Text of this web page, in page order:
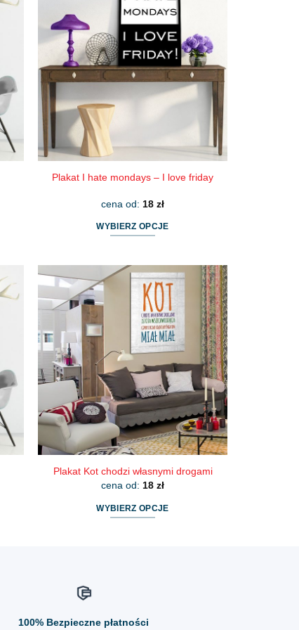
wariantów.
Opcje
na
stronie
Plakat I hate mondays – I love friday
cena od: 18 zł
WYBIERZ OPCJE
ma
wiele
wariantów.
Opcje
można
wybrać
na
stronie
produktu
Plakat Kot chodzi własnymi drogami
cena od: 18 zł
WYBIERZ OPCJE
można
100% Bezpieczne płatności